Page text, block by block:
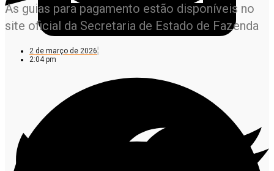
As guias para pagamento estão disponíveis no
site oficial da Secretaria de Estado de Fazenda
2 de março de 2026
2:04 pm